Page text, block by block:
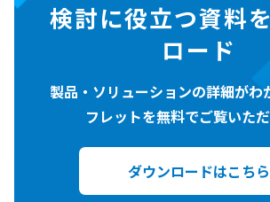
検討に役立つ資料
ロード
製品・ソリューションの詳細がわ
フレットを無料でご覧いた
ダウンロードはこちら